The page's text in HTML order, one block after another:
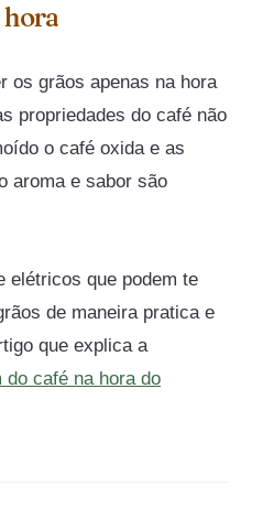
hora
os grãos apenas na hora
propriedades do café não
o café oxida e as
aroma e sabor são
elétricos que podem te
de maneira pratica e
que explica a
do café na hora do